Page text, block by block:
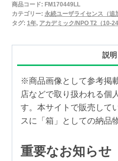
永
続
ザ
ラ
イ
セ
ン
追
加
商品コード: FM170449LL
カテゴリー: 永続ユーザライセンス（追
タグ: 1年, アカデミック/NPO T2（10-24
説明
※商品画像として参考掲
店などで取り扱われる個
す。本サイトで販売して
スに「箱」としての納品
重要なお知らせ